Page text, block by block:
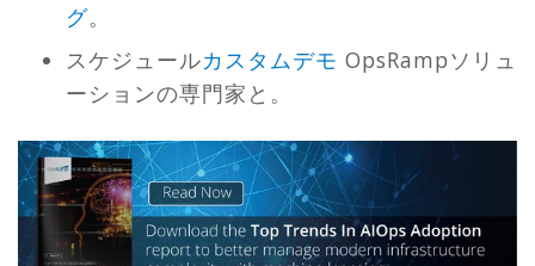
グ。
スケジュールカスタムデモ OpsRampソリュ
ーションの専門家と。